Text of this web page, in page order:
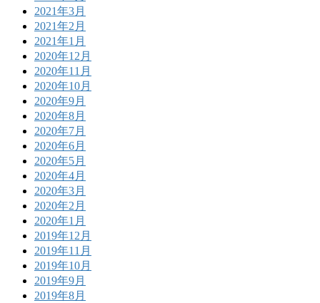
2021年3月
2021年2月
2021年1月
2020年12月
2020年11月
2020年10月
2020年9月
2020年8月
2020年7月
2020年6月
2020年5月
2020年4月
2020年3月
2020年2月
2020年1月
2019年12月
2019年11月
2019年10月
2019年9月
2019年8月